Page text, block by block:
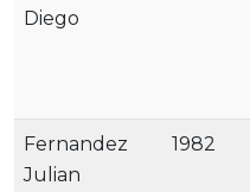
Diego
Fernandez
Julian
1982